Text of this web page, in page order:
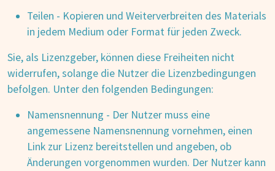
Teilen - Kopieren und Weiterverbreiten des Materials
in jedem Medium oder Format für jeden Zweck.
Sie, als Lizenzgeber, können diese Freiheiten nicht
widerrufen, solange die Nutzer die Lizenzbedingungen
befolgen. Unter den folgenden Bedingungen:
Namensnennung - Der Nutzer muss eine
angemessene Namensnennung vornehmen, einen
Link zur Lizenz bereitstellen und angeben, ob
Änderungen vorgenommen wurden. Der Nutzer kann